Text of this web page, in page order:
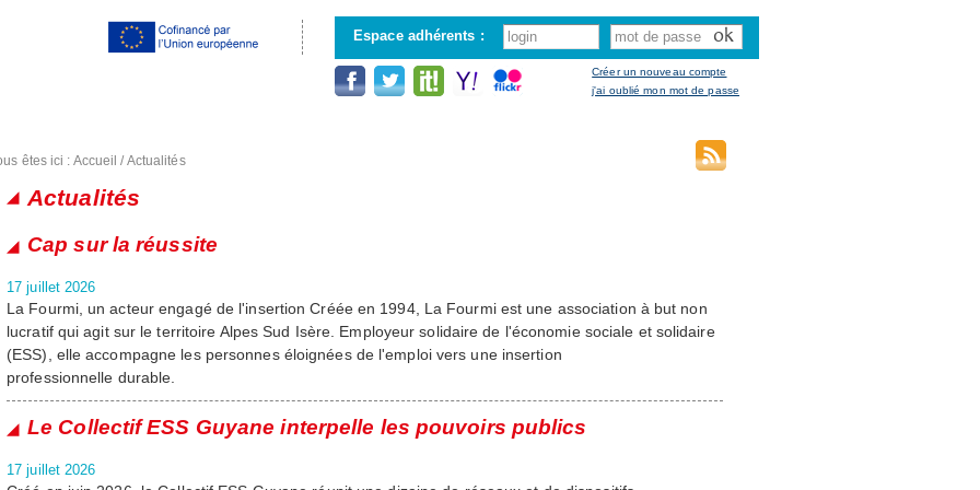
contenu
principal
Espace adhérents :
Créer un nouveau compte
j'ai oublié mon mot de passe
êtes ici : Accueil /Actualités
Actualités
Cap sur la réussite
17 juillet 2026
La Fourmi, un acteur engagé de l'insertion Créée en 1994, La Fourmi est une association à but non
lucratif qui agit sur le territoire Alpes Sud Isère. Employeur solidaire de l'économie sociale et solidaire
(ESS), elle accompagne les personnes éloignées de l'emploi vers une insertion
professionnelle durable.
Le Collectif ESS Guyane interpelle les pouvoirs publics
17 juillet 2026
Pages